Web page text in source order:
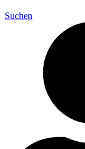
Suchen